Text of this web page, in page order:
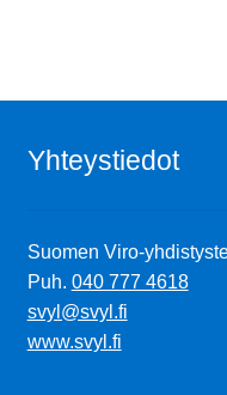
Yhteystiedot
Suomen Viro-
Puh. 040 777 4618
svyl@svyl.fi
www.svyl.fi